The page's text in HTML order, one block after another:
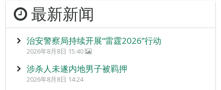
最新新闻
治安警察局持续开展“雷霆2026”行动
2026年8月8日 15:40
涉杀人未遂内地男子被羁押
2026年8月8日 14:24